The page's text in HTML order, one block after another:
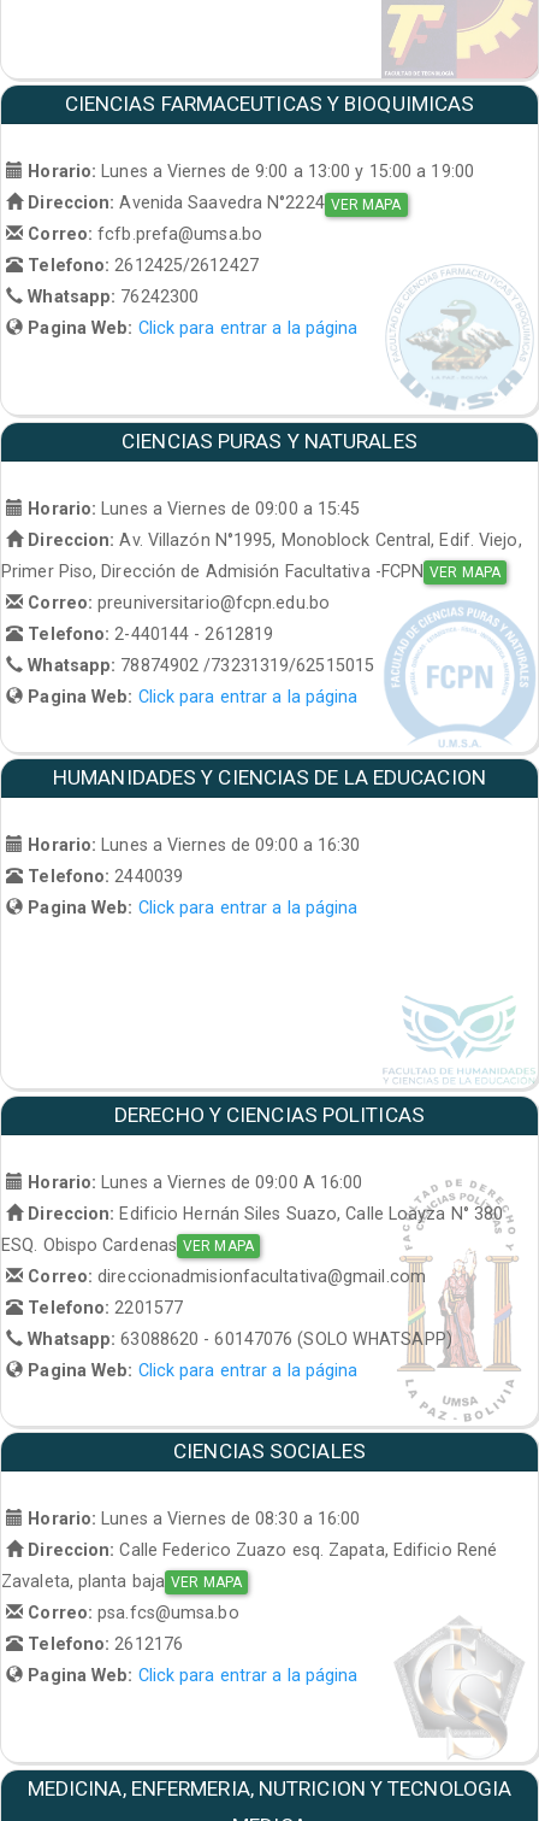
CIENCIAS FARMACEUTICAS Y BIOQUIMICAS
Horario: Lunes a Viernes de 9:00 a 13:00 y 15:00 a 19:00
Direccion: Avenida Saavedra N°2224 VER MAPA
Correo:fcfb.prefa@umsa.bo
Telefono:2612425/2612427
Whatsapp: 76242300
Pagina Web: Click para entrar a la página
CIENCIAS PURAS Y NATURALES
Horario:
Lunes a Viernes de 09:00 a 15:45
Direccion: Av. Villazón N°1995, Monoblock Central, Edif. Viejo,
Primer Piso, Dirección de Admisión Facultativa -FCPN VER MAPA
Correo:preuniversitario@fcpn.edu.bo
Telefono: 2-440144 - 2612819
Whatsapp: 78874902 /73231319/62515015
Pagina Web: Click para entrar a la página
HUMANIDADES Y CIENCIAS DE LA EDUCACION
Horario: Lunes a Viernes de 09:00 a 16:30
Telefono:2440039
Pagina Web: Click para entrar a la página
DERECHO Y CIENCIAS POLITICAS
Horario:
Lunes a Viernes de 09:00 A 16:00
Direccion: Edificio Hernán Siles Suazo, Calle Loayza N° 380
ESQ. Obispo Cardenas VER MAPA
Correo:direccionadmisionfacultativa@gmail.com
Telefono: 2201577
Whatsapp:63088620 - 60147076 (SOLO WHATSAPP)
Pagina Web: Click para entrar a la página
CIENCIAS SOCIALES
Horario:
Lunes a Viernes de 08:30 a 16:00
Direccion: Calle Federico Zuazo esq. Zapata, Edificio René
Zavaleta, planta baja VER MAPA
Correo:psa.fcs@umsa.bo
Telefono: 2612176
Pagina Web: Click para entrar a la página
MEDICINA, ENFERMERIA, NUTRICION Y TECNOLOGIA